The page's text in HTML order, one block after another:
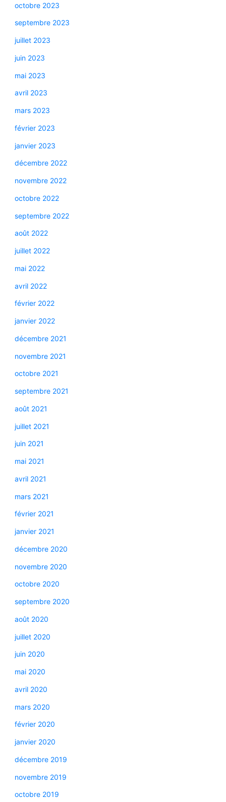
octobre 2023
septembre 2023
juillet 2023
juin 2023
mai 2023
avril 2023
mars 2023
février 2023
janvier 2023
décembre 2022
novembre 2022
octobre 2022
septembre 2022
août 2022
juillet 2022
mai 2022
avril 2022
février 2022
janvier 2022
décembre 2021
novembre 2021
octobre 2021
septembre 2021
août 2021
juillet 2021
juin 2021
mai 2021
avril 2021
mars 2021
février 2021
janvier 2021
décembre 2020
novembre 2020
octobre 2020
septembre 2020
août 2020
juillet 2020
juin 2020
mai 2020
avril 2020
mars 2020
février 2020
janvier 2020
décembre 2019
novembre 2019
octobre 2019